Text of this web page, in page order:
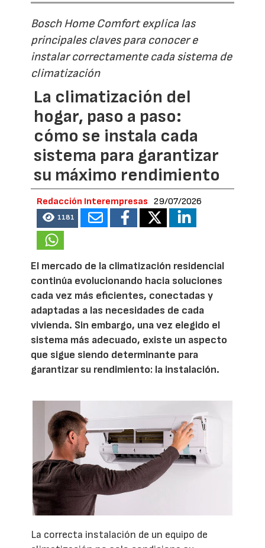
Bosch Home Comfort explica las
principales claves para conocer e
instalar correctamente cada sistema de
climatización
La climatización del
hogar, paso a paso:
cómo se instala cada
sistema para garantizar
su máximo rendimiento
Redacción Interempresas 29/07/2026
1181
El mercado de la climatización residencial
continúa evolucionando hacia soluciones
cada vez más eficientes, conectadas y
adaptadas a las necesidades de cada
vivienda. Sin embargo, una vez elegido el
sistema más adecuado, existe un aspecto
que sigue siendo determinante para
garantizar su rendimiento: la instalación.
La correcta instalación de un equipo de